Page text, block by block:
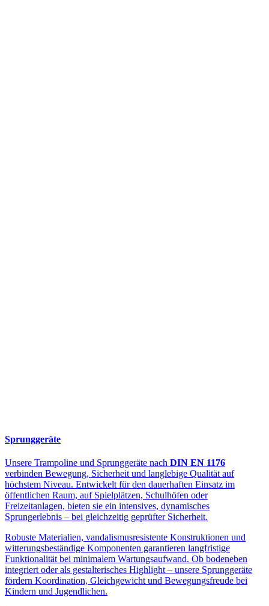
Sprunggeräte
Unsere Trampoline und Sprunggeräte nach DIN EN 1176
verbinden Bewegung, Sicherheit und langlebige Qualität auf
höchstem Niveau. Entwickelt für den dauerhaften Einsatz im
öffentlichen Raum, auf Spielplätzen, Schulhöfen oder
Freizeitanlagen, bieten sie ein intensives, dynamisches
Sprungerlebnis – bei gleichzeitig geprüfter Sicherheit.
Robuste Materialien, vandalismusresistente Konstruktionen und
witterungsbeständige Komponenten garantieren langfristige
Funktionalität bei minimalem Wartungsaufwand. Ob bodeneben
integriert oder als gestalterisches Highlight – unsere Sprunggeräte
fördern Koordination, Gleichgewicht und Bewegungsfreude bei
Kindern und Jugendlichen.